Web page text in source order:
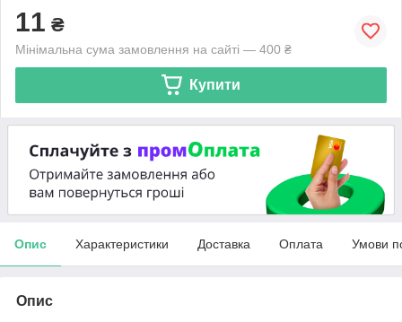
11 ₴
Мінімальна сума замовлення на сайті — 400 ₴
Купити
Опис Характеристики Доставка Оплата Умови
Опис